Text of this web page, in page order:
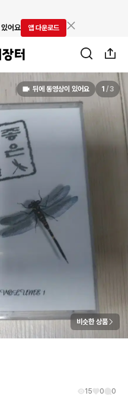
어요 앱 다운로드
뒤에 동영상이 있어요 1 /3
비슷한 상품
15 0 0